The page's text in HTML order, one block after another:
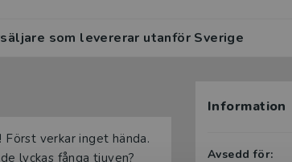
som levererar utanför Sverige
verkar inget hända.
lyckas fånga tjuven?
Information
Avsedd för: